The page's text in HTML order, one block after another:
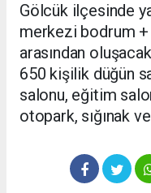
Gölcük ilçesinde
merkezi bodrum
arasından
650 kişilik düğün
salonu, eğitim
otopark, sığınak